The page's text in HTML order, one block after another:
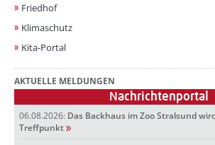
Friedhof
Klimaschutz
Kita-Portal
AKTUELLE MELDUNGEN
Nachrichtenportal
06.08.2026: Das Backhaus im Zoo Stralsund
Treffpunkt